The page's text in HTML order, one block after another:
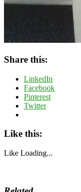
Share this:
LinkedIn
Facebook
Pinterest
Twitter
Like this:
Like Loading...